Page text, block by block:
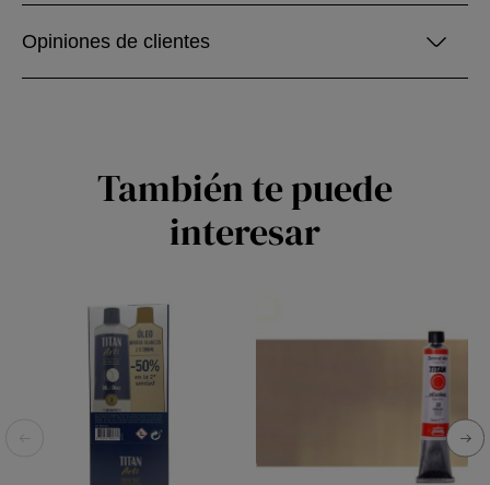
Opiniones de clientes
También te puede
interesar